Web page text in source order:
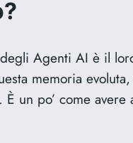
Agenti AI è il
memoria
un po’ come